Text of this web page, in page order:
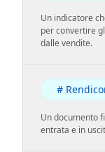
Un indicatore
per convertire
dalle vendite.
#
Un documento
entrata e in